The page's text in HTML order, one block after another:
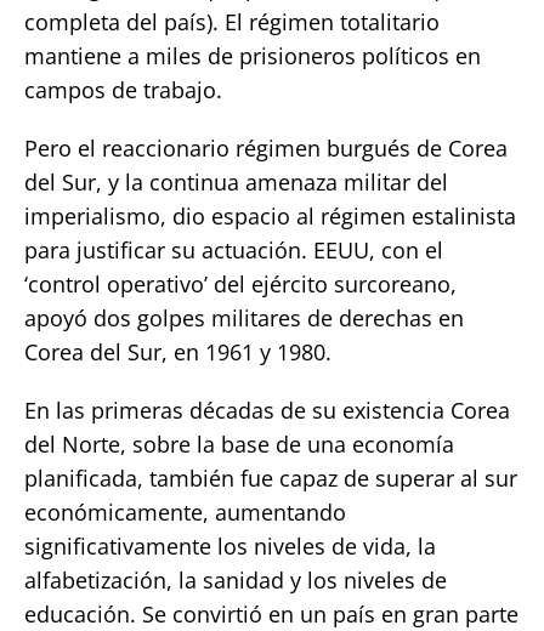
completa del país). El régimen totalitario
mantiene a miles de prisioneros políticos en
campos de trabajo.
Pero el reaccionario régimen burgués de Corea
del Sur, y la continua amenaza militar del
imperialismo, dio espacio al régimen estalinista
para justificar su actuación. EEUU, con el
‘control operativo’ del ejército surcoreano,
apoyó dos golpes militares de derechas en
Corea del Sur, en 1961 y 1980.
En las primeras décadas de su existencia Corea
del Norte, sobre la base de una economía
planificada, también fue capaz de superar al sur
económicamente, aumentando
significativamente los niveles de vida, la
alfabetización, la sanidad y los niveles de
educación. Se convirtió en un país en gran parte